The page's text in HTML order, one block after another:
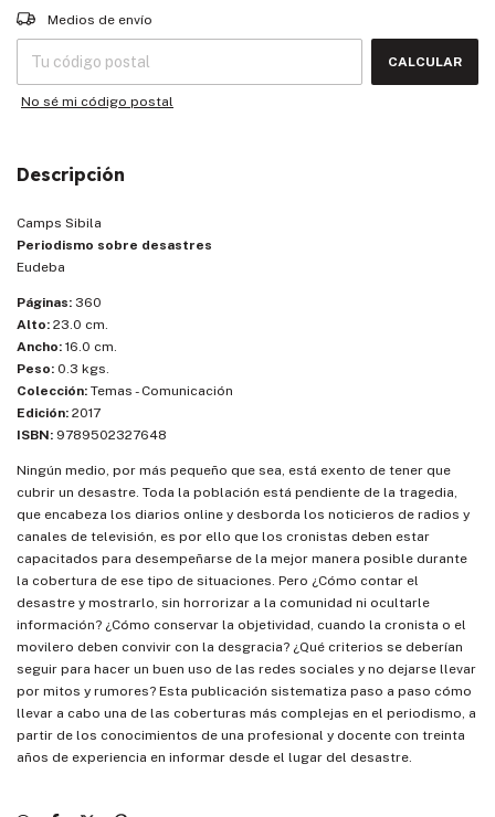
Entregas para el CP:
Medios de envío
CALCULAR
No sé mi código postal
Descripción
Camps Sibila
Periodismo sobre desastres
Eudeba
Páginas: 360
Alto: 23.0 cm.
Ancho: 16.0 cm.
Peso: 0.3 kgs.
Colección: Temas - Comunicación
Edición: 2017
ISBN: 9789502327648
Ningún medio, por más pequeño que sea, está exento de tener que
cubrir un desastre. Toda la población está pendiente de la tragedia,
que encabeza los diarios online y desborda los noticieros de radios y
canales de televisión, es por ello que los cronistas deben estar
capacitados para desempeñarse de la mejor manera posible durante
la cobertura de ese tipo de situaciones. Pero ¿Cómo contar el
desastre y mostrarlo, sin horrorizar a la comunidad ni ocultarle
información? ¿Cómo conservar la objetividad, cuando la cronista o el
movilero deben convivir con la desgracia? ¿Qué criterios se deberían
seguir para hacer un buen uso de las redes sociales y no dejarse llevar
por mitos y rumores? Esta publicación sistematiza paso a paso cómo
llevar a cabo una de las coberturas más complejas en el periodismo, a
partir de los conocimientos de una profesional y docente con treinta
años de experiencia en informar desde el lugar del desastre.